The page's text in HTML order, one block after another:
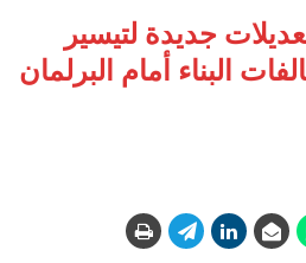
جديدة لتيسير
البناء أمام البرلمان